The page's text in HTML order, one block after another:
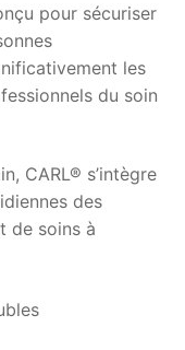
pour sécuriser
les
du soin
CARL® s’intègre
des
de soins à